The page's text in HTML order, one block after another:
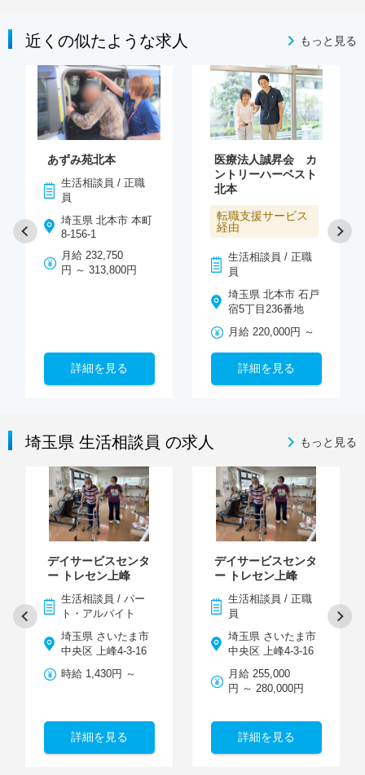
近くの似たような求人 もっと見る
あずみ苑北本
生活相談員 / 正職
員
埼玉県 北本市 本町
8-156-1
月給 232,750
円 ～ 313,800円
詳細を見る
医療法人誠昇会 カ
ントリーハーベスト
北本
転職支援サービス
経由
生活相談員 / 正職
員
埼玉県 北本市 石戸
宿5丁目236番地
月給 220,000円 ～
詳細を見る
埼玉県 生活相談員 の求人 もっと見る
デイサービスセンタ
ー トレセン上峰
生活相談員 / パー
ト・アルバイト
埼玉県 さいたま市
中央区 上峰4-3-16
時給 1,430円 ～
詳細を見る
デイサービスセンタ
ー トレセン上峰
生活相談員 / 正職
員
埼玉県 さいたま市
中央区 上峰4-3-16
月給 255,000
円 ～ 280,000円
詳細を見る